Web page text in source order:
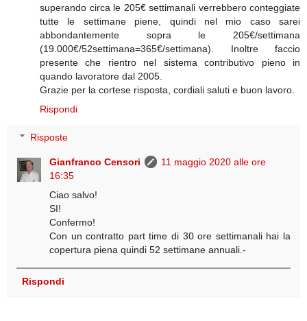
superando circa le 205€ settimanali verrebbero conteggiate
tutte le settimane piene, quindi nel mio caso sarei
abbondantemente sopra le 205€/settimana
(19.000€/52settimana=365€/settimana). Inoltre faccio
presente che rientro nel sistema contributivo pieno in
quando lavoratore dal 2005.
Grazie per la cortese risposta, cordiali saluti e buon lavoro.
Rispondi
Risposte
Gianfranco Censori
11 maggio 2020 alle ore
16:35
Ciao salvo!
SI!
Confermo!
Con un contratto part time di 30 ore settimanali hai la
copertura piena quindi 52 settimane annuali.-
Rispondi